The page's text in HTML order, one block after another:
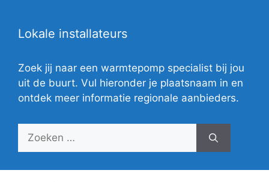
Lokale installateurs
Zoek jij naar een warmtepomp specialist bij jou
uit de buurt. Vul hieronder je plaatsnaam in en
ontdek meer informatie regionale aanbieders.
Zoek